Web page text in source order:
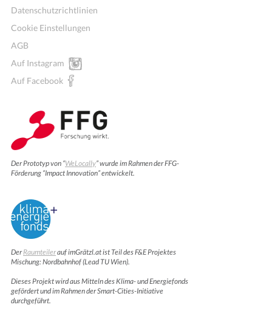
Datenschutzrichtlinien
Cookie Einstellungen
AGB
Auf Instagram
Auf Facebook
Der Prototyp von “WeLocally” wurde im Rahmen der FFG-
Förderung “Impact Innovation” entwickelt.
DerRaumteilerauf imGrätzl.at ist Teil des F&E Projektes
Mischung: Nordbahnhof (Lead TU Wien).
Dieses Projekt wird aus Mitteln des Klima- und Energiefonds
gefördert und im Rahmen der Smart-Cities-Initiative
durchgeführt.